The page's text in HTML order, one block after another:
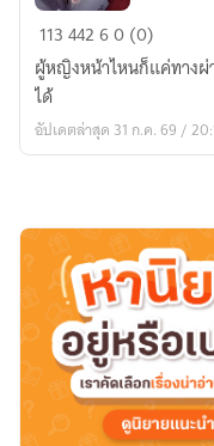
Addicted
to
You:
เสพ
ติด
สถาปนิก
11344260 (0)
ผู้หญิงหน้าไหนก็แค่ทางผ่
ได้
อัปเดตล่าสุด 31 ก.ค. 69 /